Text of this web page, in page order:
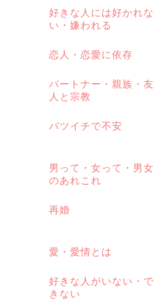
好きな人には好かれな
い・嫌われる
恋人・恋愛に依存
パートナー・親族・友
人と宗教
バツイチで不安
男って・女って・男女
のあれこれ
再婚
愛・愛情とは
好きな人がいない・で
きない